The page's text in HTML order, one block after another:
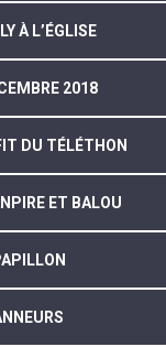
À L’ÉGLISE
2018
DU TÉLÉTHON
ET BALOU